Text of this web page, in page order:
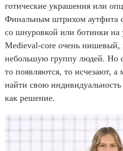
готические украшения или
Финальным штрихом аутфита
со шнуровкой или ботинки на
Medieval-core очень нишевый,
небольшую группу людей. Но
то появляются, то исчезают, а
найти свою
как решение.